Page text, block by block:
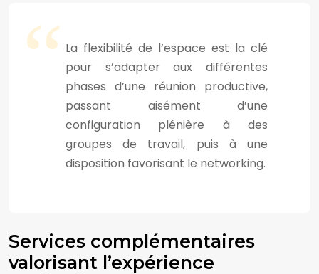
La flexibilité de l’espace est la clé
pour s’adapter aux différentes
phases d’une réunion productive,
passant aisément d’une
configuration plénière à des
groupes de travail, puis à une
disposition favorisant le networking.
Services complémentaires
valorisant l’expérience